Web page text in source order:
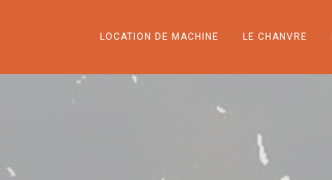
LOCATION DE MACHINE LE CHANVRE